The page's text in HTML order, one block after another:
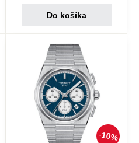
Do košíka
10%